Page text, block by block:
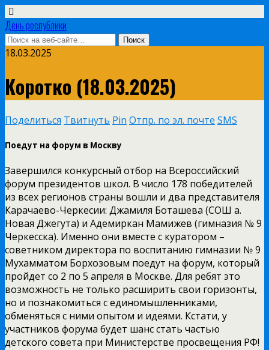
День республики
18.03.2025
Коротко (18.03.2025)
Поделиться Твитнуть Pin Отпр. по эл. почте SMS
Поедут на форум в Москву
Завершился конкурсный отбор на Всероссийский
форум президентов школ. В число 178 победителей
из всех регионов страны вошли и два представителя
Карачаево-Черкесии: Джамиля Боташева (СОШ а.
Новая Джегута) и Адемиркан Мамижев (гимназия № 9
Черкесска). Именно они вместе с куратором –
советником директора по воспитанию гимназии № 9
Мухамматом Борхозовым поедут на форум, который
пройдет со 2 по 5 апреля в Москве. Для ребят это
возможность не только расширить свои горизонты,
но и познакомиться с единомышленниками,
обменяться с ними опытом и идеями. Кстати, у
участников форума будет шанс стать частью
детского совета при Министерстве просвещения РФ!